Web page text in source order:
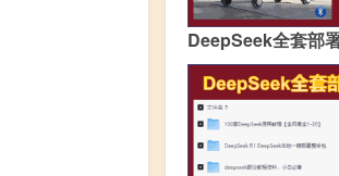
DeepSeek全套部